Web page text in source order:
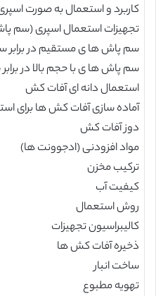
کاربرد و استعمال به صورت
تجهیزات استعمال اسپری (سم
سم پاش ها ی مستقیم در برابر
سم پاش ها ی با حجم بالا در
استعمال دانه ای آفات کش
آماده سازی آفات کش ها برای
دوز آفات کش
مواد افزودنی (ادجوونت ها)
ترکیب مخزن
کیفیت آب
روش استعمال
کالیبراسیون تجهیزات
ذخیره آفات کش ها
ساخت انبار
تهویه مطبوع